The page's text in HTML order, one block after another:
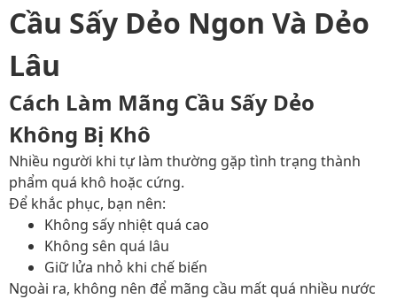
Cầu Sấy Dẻo Ngon Và Dẻo
Lâu
Cách Làm Mãng Cầu Sấy Dẻo
Không Bị Khô
Nhiều người khi tự làm thường gặp tình trạng thành
phẩm quá khô hoặc cứng.
Để khắc phục, bạn nên:
Không sấy nhiệt quá cao
Không sên quá lâu
Giữ lửa nhỏ khi chế biến
Ngoài ra, không nên để mãng cầu mất quá nhiều nước